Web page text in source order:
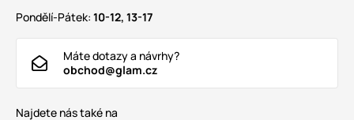
Pondělí-Pátek: 10-12, 13-17
Máte dotazy a návrhy?
obchod@glam.cz
Najdete nás také na